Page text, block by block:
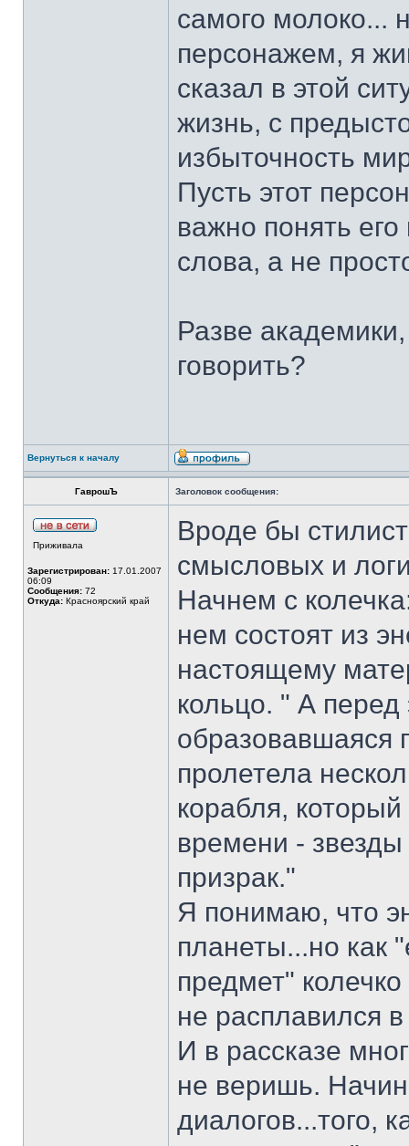
самого молоко...
персонажем, я
сказал в этой
жизнь, с
избыточность
Пусть этот
важно понять его
слова, а не
Разве
говорить?
Вернуться к началу
ГаврошЪ Заголовок сообщения:
Приживала
Зарегистрирован: 17.01.2007
06:09
Сообщения: 72
Откуда: Красноярский край
Вроде бы
смысловых и
Начнем с
нем состоят из
настоящему
кольцо. " А
образовавшаяся
пролетела
корабля,
времени - звезды
призрак."
Я понимаю, что
планеты...но как
предмет"
не расплавился в
И в рассказе
не веришь.
диалогов...того,